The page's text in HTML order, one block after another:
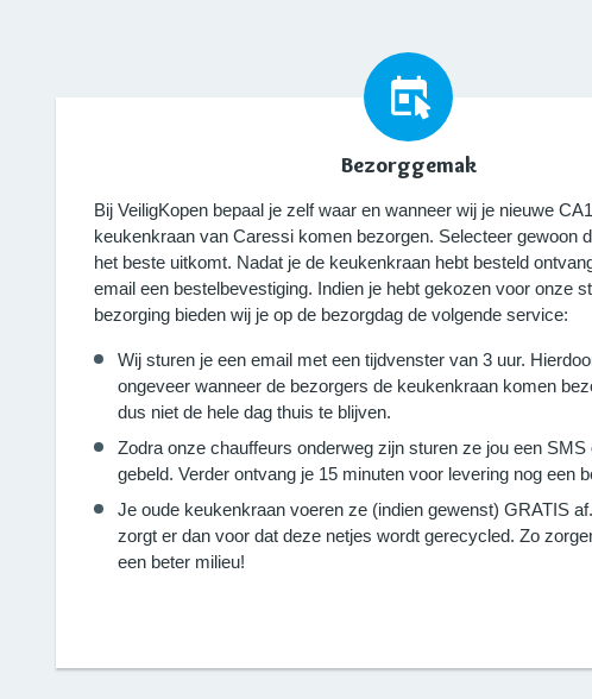
Bezorggemak
Bij VeiligKopen bepaal je zelf waar en wanneer wij je nieuwe
keukenkraan van Caressi komen bezorgen. Selecteer gewoon
het beste uitkomt. Nadat je de keukenkraan hebt besteld
email een bestelbevestiging. Indien je hebt gekozen voor onze
bezorging bieden wij je op de bezorgdag de volgende service:
Wij sturen je een email met een tijdvenster van 3 uur.
ongeveer wanneer de bezorgers de keukenkraan komen
dus niet de hele dag thuis te blijven.
Zodra onze chauffeurs onderweg zijn sturen ze jou een SMS
gebeld. Verder ontvang je 15 minuten voor levering nog een
Je oude keukenkraan voeren ze (indien gewenst) GRATIS
zorgt er dan voor dat deze netjes wordt gerecycled. Zo
een beter milieu!